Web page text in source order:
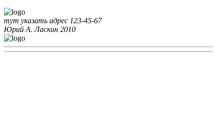
тут указать адрес 123-45-67
Юрий А. Ласкин 2010